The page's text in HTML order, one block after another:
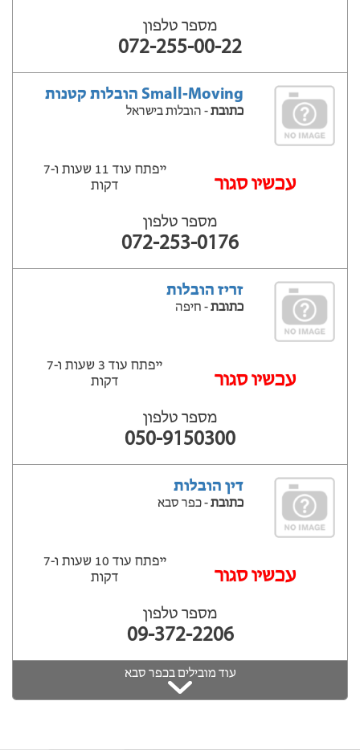
מספר טלפון
072-255-00-22
Small-Moving הובלות קטנות
כתובת- הובלות בישראל
עכשיו סגור
ייפתח עוד 11 שעות ‫ו-7
דקות
מספר טלפון
072-253-0176
זריז הובלות
כתובת- חיפה
עכשיו סגור
ייפתח עוד 3 שעות ‫ו-7
דקות
מספר טלפון
050-9150300
דין הובלות
כתובת- כפר סבא
עכשיו סגור
ייפתח עוד 10 שעות ‫ו-7
דקות
מספר טלפון
09-372-2206
עוד מובילים בכפר סבא